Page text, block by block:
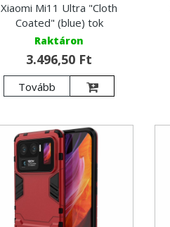
Xiaomi Mi11 Ultra "Cloth
Coated" (blue) tok
Raktáron
3.496,50 Ft
Tovább